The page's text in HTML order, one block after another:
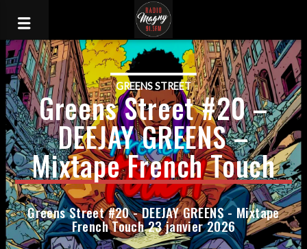
GREENS STREET
Greens Street #20 –
DEEJAY GREENS –
Mixtape French Touch
Greens Street #20 - DEEJAY GREENS - Mixtape
French Touch 23 janvier 2026